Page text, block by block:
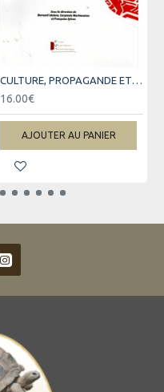
CULTURE, PROPAGANDE ET MILITANTISME
16.00€
AJOUTER AU PANIER